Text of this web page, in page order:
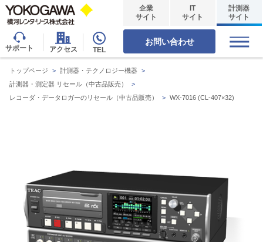
サポート アクセス TEL
企業
サイト
IT
サイト
計測器
サイト
お問い合わせ
トップページ > 計測器・テクノロジー機器
>
計測器・測定器 リセール（中古品販売）
>
レコーダ・データロガーのリセール（中古品販売）
> WX-7016 (CL-407×32)